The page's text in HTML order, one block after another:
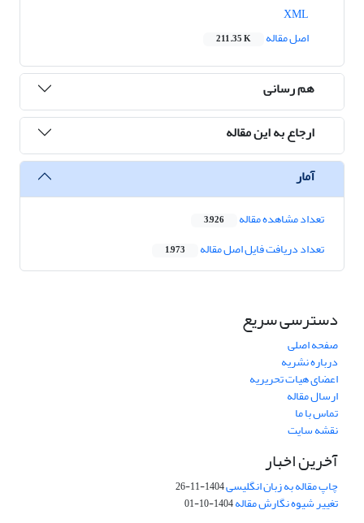
اصل مقاله
211.35 K
هم رسانی
ارجاع به این مقاله
آمار
تعداد مشاهده مقاله 3,926
تعداد دریافت فایل اصل مقاله 1,973
دسترسی سریع
صفحه اصلی
درباره نشریه
اعضای هیات تحریریه
ارسال مقاله
تماس با ما
نقشه سایت
آخرین اخبار
چاپ مقاله به زبان انگلیسی1404-11-26
تغییر شیوه نگارش مقاله1404-10-01